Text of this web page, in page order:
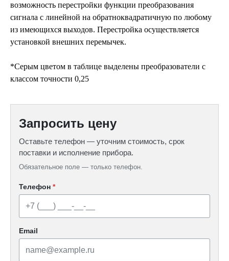
возможность перестройки функции преобразования
сигнала с линейной на обратноквадратичную по любому
из имеющихся выходов. Перестройка осуществляется
установкой внешних перемычек.
*Серым цветом в таблице выделены преобразователи с
классом точности 0,25
Запросить цену
Оставьте телефон — уточним стоимость, срок
поставки и исполнение прибора.
Обязательное поле — только телефон.
Телефон *
Email